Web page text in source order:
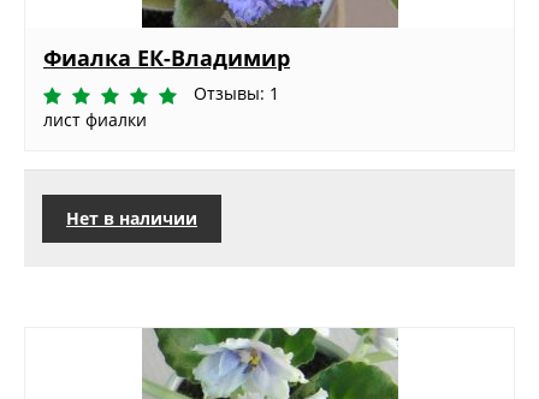
Фиалка ЕК-Владимир
Отзывы: 1
лист фиалки
Нет в наличии